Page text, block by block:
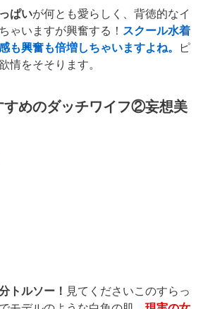
ぱいが何とも愛らしく、背徳的なイ
ゃいますが興奮する！ スクール水着
も興奮も倍増しちゃいますよね。 ピ
情をそそります。
すめのダッチワイフ②妄想美
トルソー！ 見てくださいこのすらっ